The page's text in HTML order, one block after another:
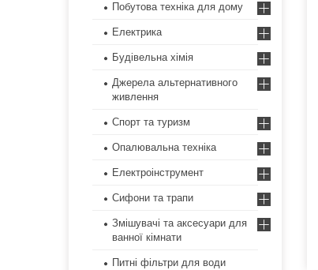
Побутова техніка для дому
Електрика
Будівельна хімія
Джерела альтернативного
живлення
Спорт та туризм
Опалювальна техніка
Електроінструмент
Сифони та трапи
Змішувачі та аксесуари для
ванної кімнати
Питні фільтри для води